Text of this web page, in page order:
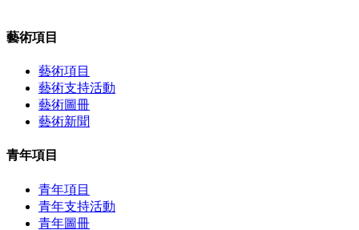
藝術項目
藝術項目
藝術支持活動
藝術圖冊
藝術新聞
青年項目
青年項目
青年支持活動
青年圖冊